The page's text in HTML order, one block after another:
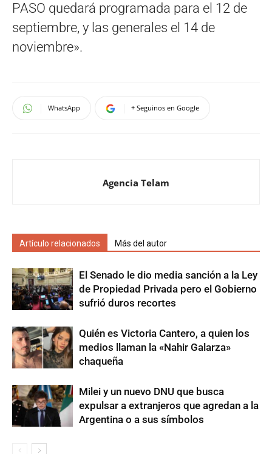
PASO quedará programada para el 12 de
septiembre, y las generales el 14 de
noviembre».
WhatsApp + Seguinos en Google
Agencia Telam
Artículo relacionados Más del autor
El Senado le dio media sanción a la Ley
de Propiedad Privada pero el Gobierno
sufrió duros recortes
Quién es Victoria Cantero, a quien los
medios llaman la «Nahir Galarza»
chaqueña
Milei y un nuevo DNU que busca
expulsar a extranjeros que agredan a la
Argentina o a sus símbolos